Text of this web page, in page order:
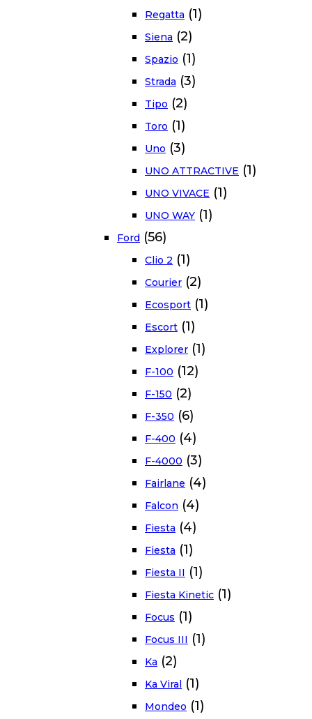
Regatta (1)
Siena (2)
Spazio (1)
Strada (3)
Tipo (2)
Toro (1)
Uno (3)
UNO ATTRACTIVE (1)
UNO VIVACE (1)
UNO WAY (1)
Ford (56)
Clio 2 (1)
Courier (2)
Ecosport (1)
Escort (1)
Explorer (1)
F-100 (12)
F-150 (2)
F-350 (6)
F-400 (4)
F-4000 (3)
Fairlane (4)
Falcon (4)
Fiesta (4)
Fiesta (1)
Fiesta II (1)
Fiesta Kinetic (1)
Focus (1)
Focus III (1)
Ka (2)
Ka Viral (1)
Mondeo (1)